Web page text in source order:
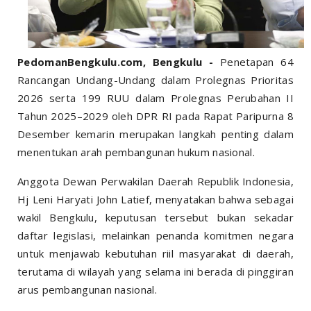
PedomanBengkulu.com, Bengkulu - Penetapan 64
Rancangan Undang-Undang dalam Prolegnas Prioritas
2026 serta 199 RUU dalam Prolegnas Perubahan II
Tahun 2025–2029 oleh DPR RI pada Rapat Paripurna 8
Desember kemarin merupakan langkah penting dalam
menentukan arah pembangunan hukum nasional.
Anggota Dewan Perwakilan Daerah Republik Indonesia,
Hj Leni Haryati John Latief, menyatakan bahwa sebagai
wakil Bengkulu, keputusan tersebut bukan sekadar
daftar legislasi, melainkan penanda komitmen negara
untuk menjawab kebutuhan riil masyarakat di daerah,
terutama di wilayah yang selama ini berada di pinggiran
arus pembangunan nasional.